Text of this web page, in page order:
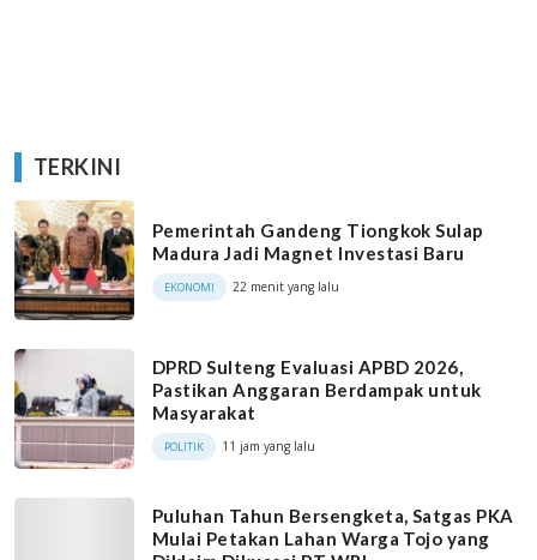
TERKINI
Pemerintah Gandeng Tiongkok Sulap
Madura Jadi Magnet Investasi Baru
EKONOMI 22 menit yang lalu
DPRD Sulteng Evaluasi APBD 2026,
Pastikan Anggaran Berdampak untuk
Masyarakat
POLITIK 11 jam yang lalu
Puluhan Tahun Bersengketa, Satgas PKA
Mulai Petakan Lahan Warga Tojo yang